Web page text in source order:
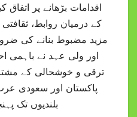
اقدامات بڑھانے پر اتفاق
کے درمیان روابط، ثقافتی
مزید مضبوط بنانے کی
اور ولی عہد نے باہمی
ترقی و خوشحالی کے
پاکستان اور سعودی
بلندیوں تک